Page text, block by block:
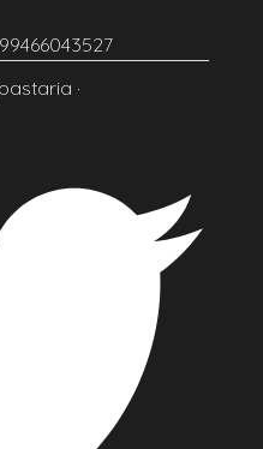
·